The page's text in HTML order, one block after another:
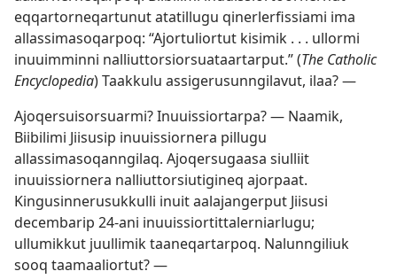
eqqartorneqartunut atatillugu qinerlerfissiami ima
allassimasoqarpoq: “Ajortuliortut kisimik . . . ullormi
inuuimminni nalliuttorsiorsuataartarput.” (The Catholic
Encyclopedia) Taakkulu assigerusunngilavut, ilaa? —
Ajoqersuisorsuarmi? Inuuissiortarpa? — Naamik,
Biibilimi Jiisusip inuuissiornera pillugu
allassimasoqanngilaq. Ajoqersugaasa siulliit
inuuissiornera nalliuttorsiutigineq ajorpaat.
Kingusinnerusukkulli inuit aalajangerput Jiisusi
decembarip 24-ani inuuissiortittalerniarlugu;
ullumikkut juullimik taaneqartarpoq. Nalunngiliuk
sooq taamaaliortut? —